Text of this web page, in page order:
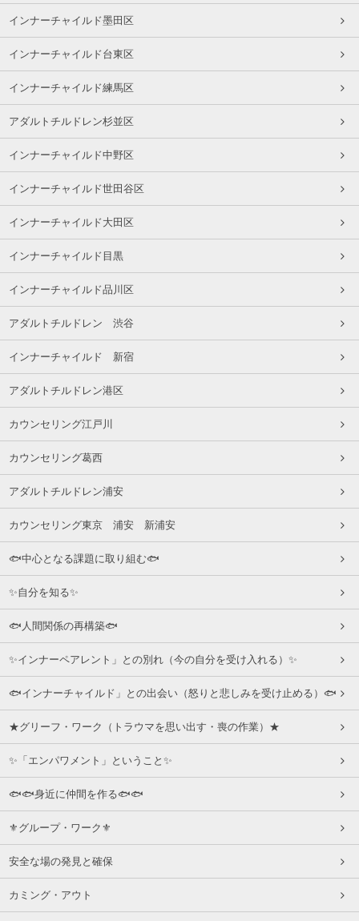
インナーチャイルド墨田区
インナーチャイルド台東区
インナーチャイルド練馬区
アダルトチルドレン杉並区
インナーチャイルド中野区
インナーチャイルド世田谷区
インナーチャイルド大田区
インナーチャイルド目黒
インナーチャイルド品川区
アダルトチルドレン 渋谷
インナーチャイルド 新宿
アダルトチルドレン港区
カウンセリング江戸川
カウンセリング葛西
アダルトチルドレン浦安
カウンセリング東京 浦安 新浦安
🐟中心となる課題に取り組む🐟
✨自分を知る✨
🐟人間関係の再構築🐟
✨インナーペアレント」との別れ（今の自分を受け入れる）✨
🐟インナーチャイルド」との出会い（怒りと悲しみを受け止める）🐟
★グリーフ・ワーク（トラウマを思い出す・喪の作業）★
✨「エンパワメント」ということ✨
🐟🐟身近に仲間を作る🐟🐟
⚜グループ・ワーク⚜
安全な場の発見と確保
カミング・アウト